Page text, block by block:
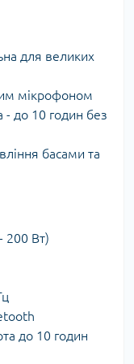
для великих
мікрофоном
- до 10 годин без
басами та
200 Вт)
до 10 годин